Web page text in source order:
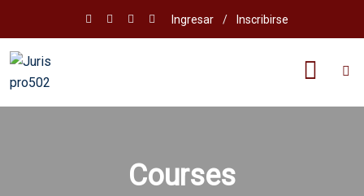
Ingresar / Inscribirse
Courses